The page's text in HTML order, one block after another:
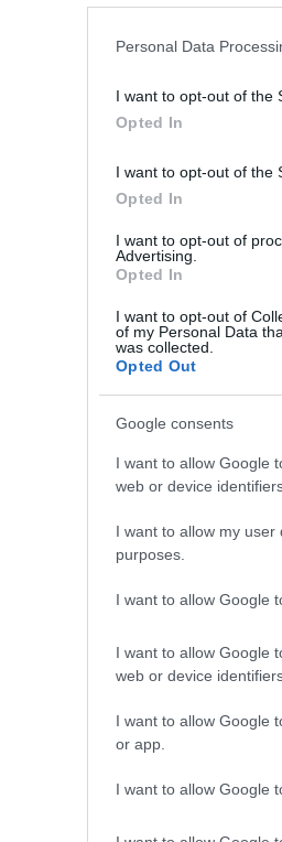
Personal Data
I want to opt-out of the
Opted In
I want to opt-out of the
Opted In
I want to opt-out of
Advertising.
Opted In
I want to opt-out of
of my Personal Data
was collected.
Opted Out
Google consents
I want to allow Google
web or device
I want to allow my
purposes.
I want to allow Google
I want to allow Google
web or device
I want to allow Google
or app.
I want to allow Google